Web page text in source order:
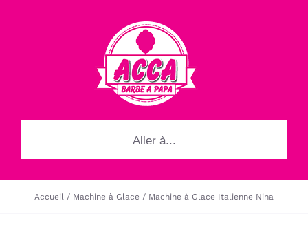
Aller à...
Accueil Machine à Glace Machine à Glace Italienne Nina